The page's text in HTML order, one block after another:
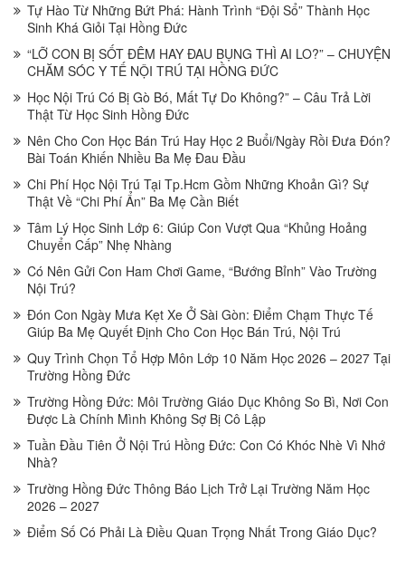
Tự Hào Từ Những Bứt Phá: Hành Trình “Đội Sổ” Thành Học
Sinh Khá Giỏi Tại Hồng Đức
“LỠ CON BỊ SỐT ĐÊM HAY ĐAU BỤNG THÌ AI LO?” – CHUYỆN
CHĂM SÓC Y TẾ NỘI TRÚ TẠI HỒNG ĐỨC
Học Nội Trú Có Bị Gò Bó, Mất Tự Do Không?” – Câu Trả Lời
Thật Từ Học Sinh Hồng Đức
Nên Cho Con Học Bán Trú Hay Học 2 Buổi/Ngày Rồi Đưa Đón?
Bài Toán Khiến Nhiều Ba Mẹ Đau Đầu
Chi Phí Học Nội Trú Tại Tp.Hcm Gồm Những Khoản Gì? Sự
Thật Về “Chi Phí Ẩn” Ba Mẹ Cần Biết
Tâm Lý Học Sinh Lớp 6: Giúp Con Vượt Qua “Khủng Hoảng
Chuyển Cấp” Nhẹ Nhàng
Có Nên Gửi Con Ham Chơi Game, “Bướng Bỉnh” Vào Trường
Nội Trú?
Đón Con Ngày Mưa Kẹt Xe Ở Sài Gòn: Điểm Chạm Thực Tế
Giúp Ba Mẹ Quyết Định Cho Con Học Bán Trú, Nội Trú
Quy Trình Chọn Tổ Hợp Môn Lớp 10 Năm Học 2026 – 2027 Tại
Trường Hồng Đức
Trường Hồng Đức: Môi Trường Giáo Dục Không So Bì, Nơi Con
Được Là Chính Mình Không Sợ Bị Cô Lập
Tuần Đầu Tiên Ở Nội Trú Hồng Đức: Con Có Khóc Nhè Vì Nhớ
Nhà?
Trường Hồng Đức Thông Báo Lịch Trở Lại Trường Năm Học
2026 – 2027
Điểm Số Có Phải Là Điều Quan Trọng Nhất Trong Giáo Dục?